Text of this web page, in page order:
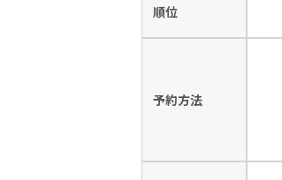
順位
予約方法